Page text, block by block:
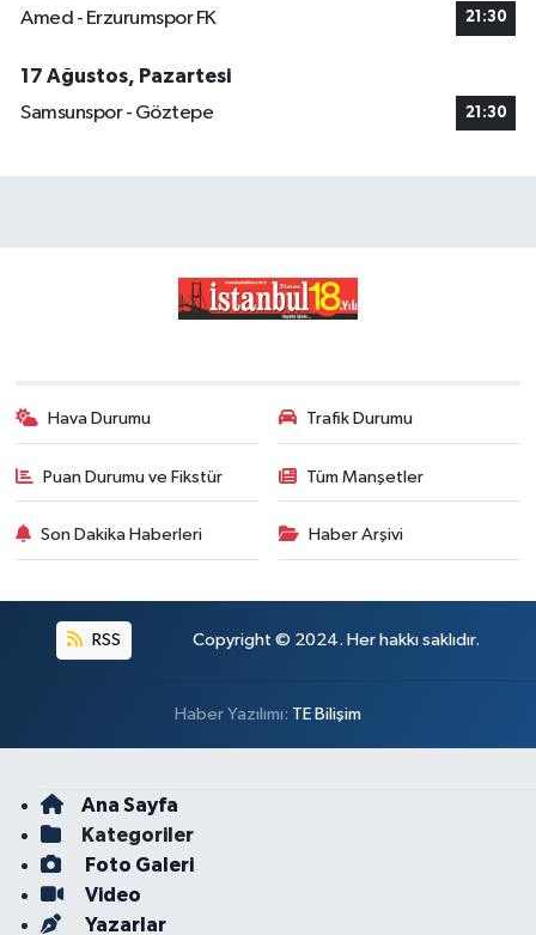
Amed - Erzurumspor FK 21:30
17 Ağustos, Pazartesi
Samsunspor - Göztepe
21:30
Hava Durumu Trafik Durumu
Puan Durumu ve Fikstür Tüm Manşetler
Son Dakika Haberleri Haber Arşivi
RSS Copyright © 2024. Her hakkı saklıdır.
Haber Yazılımı: TE Bilişim
Ana Sayfa
Kategoriler
Foto Galeri
Video
Yazarlar